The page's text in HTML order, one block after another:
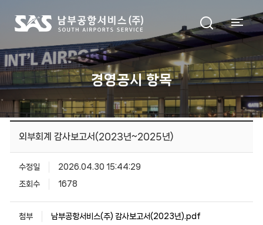
경영공시 항목
외부회계 감사보고서(2023년~2025년)
수정일 2026.04.30 15:44:29
조회수 1678
첨부 남부공항서비스(주) 감사보고서(2023년).pdf